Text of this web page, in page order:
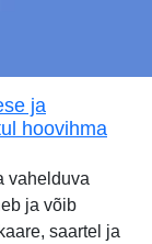
ja
hoovihma
vahelduva
ja võib
saartel ja